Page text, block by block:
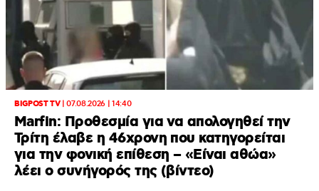
BIGPOST TV|07.08.2026 | 14:40
Marfin: Προθεσμία για να απολογηθεί την
Τρίτη έλαβε η 46χρονη που κατηγορείται
για την φονική επίθεση – «Είναι αθώα»
λέει ο συνήγορός της (βίντεο)